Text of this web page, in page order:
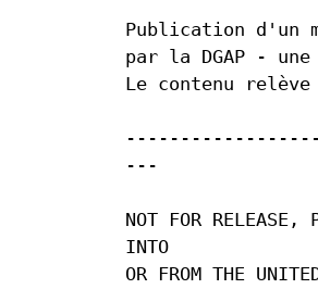
Code de Conduite
Règlement d’organisation
Obligation d'annoncer
Conseil d'administration
Rapport sur les risques
Publication d'un
par la DGAP -
Le contenu
---
NOT FOR
INTO
OR FROM THE